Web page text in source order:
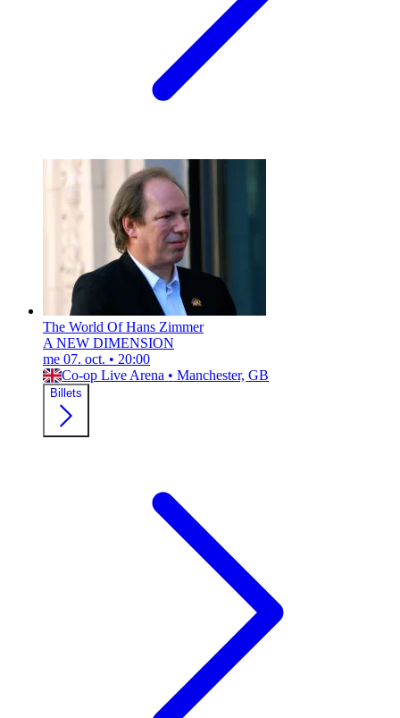
The World Of Hans Zimmer
A NEW DIMENSION
me 07. oct. • 20:00
Co-op Live Arena • Manchester, GB
Billets